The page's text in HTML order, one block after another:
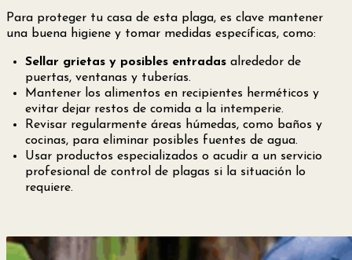
Para proteger tu casa de esta plaga, es clave mantener
una buena higiene y tomar medidas específicas, como:
Sellar grietas y posibles entradas alrededor de
puertas, ventanas y tuberías.
Mantener los alimentos en recipientes herméticos y
evitar dejar restos de comida a la intemperie.
Revisar regularmente áreas húmedas, como baños y
cocinas, para eliminar posibles fuentes de agua.
Usar productos especializados o acudir a un servicio
profesional de control de plagas si la situación lo
requiere.